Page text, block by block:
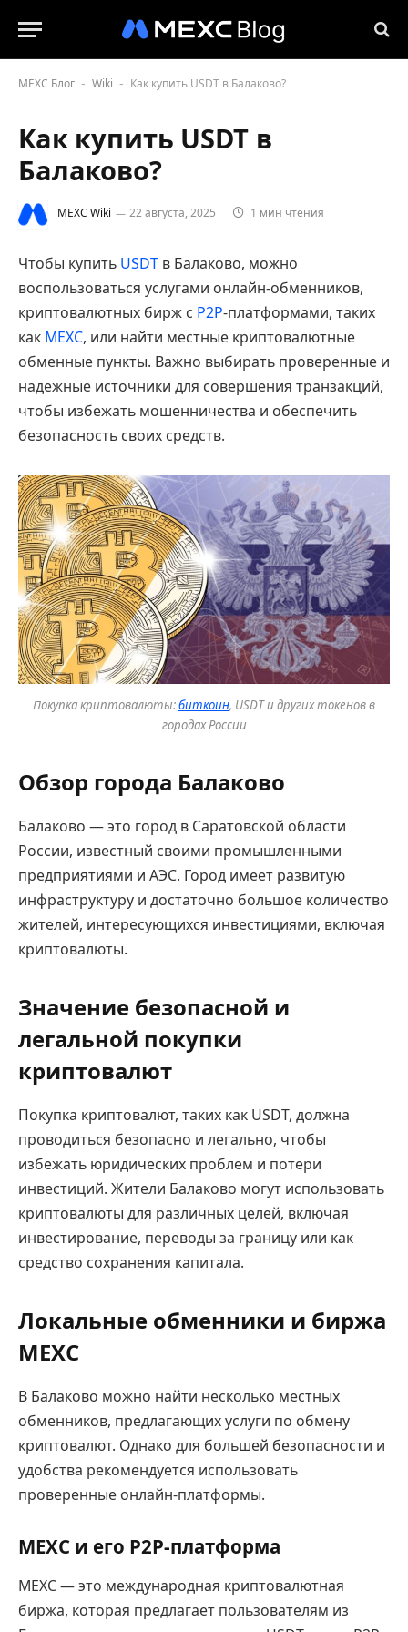
MEXC Блог - Wiki - Как купить USDT в Балаково?
Как купить USDT в
Балаково?
MEXC Wiki 22 августа, 2025 1 мин чтения
Чтобы купить USDT в Балаково, можно
воспользоваться услугами онлайн-обменников,
криптовалютных бирж с P2P-платформами, таких
как MEXC, или найти местные криптовалютные
обменные пункты. Важно выбирать проверенные и
надежные источники для совершения транзакций,
чтобы избежать мошенничества и обеспечить
безопасность своих средств.
Покупка криптовалюты:биткоин, USDT и других токенов в
городах России
Обзор города Балаково
Балаково — это город в Саратовской области
России, известный своими промышленными
предприятиями и АЭС. Город имеет развитую
инфраструктуру и достаточно большое количество
жителей, интересующихся инвестициями, включая
криптовалюты.
Значение безопасной и
легальной покупки
криптовалют
Покупка криптовалют, таких как USDT, должна
проводиться безопасно и легально, чтобы
избежать юридических проблем и потери
инвестиций. Жители Балаково могут использовать
криптовалюты для различных целей, включая
инвестирование, переводы за границу или как
средство сохранения капитала.
Локальные обменники и биржа
MEXC
В Балаково можно найти несколько местных
обменников, предлагающих услуги по обмену
криптовалют. Однако для большей безопасности и
удобства рекомендуется использовать
проверенные онлайн-платформы.
MEXC и его P2P-платформа
MEXC — это международная криптовалютная
биржа, которая предлагает пользователям из